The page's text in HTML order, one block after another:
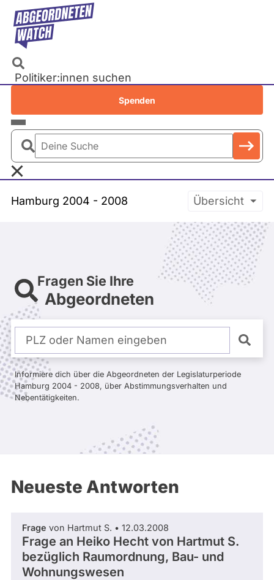
Direkt
zum
Inhalt
Politiker:innen suchen
Parlamente
Bundestag
EU-Parlament
Landtage
Bremen
Hamburg
Hessen
Niedersachsen
Nordrhein-Westfalen
Rheinland-Pfalz
Saarland
Sachsen
Sachsen-Anhalt
Über uns
Spenden
Deine
Hamburg 2004 - 2008 Übersicht
Fragen Sie Ihre
Abgeordneten
Informiere dich über die Abgeordneten der Legislaturperiode
Hamburg 2004 - 2008, über Abstimmungsverhalten und
Nebentätigkeiten.
Neueste Antworten
Frage von Hartmut S. • 12.03.2008
Frage an Heiko Hecht von Hartmut S.
bezüglich Raumordnung, Bau- und
Wohnungswesen